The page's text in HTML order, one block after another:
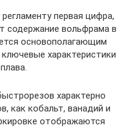
первая цифра,
содержание вольфрама в
основополагающим
характеристики
характерно
как кобальт, ванадий и
отображаются